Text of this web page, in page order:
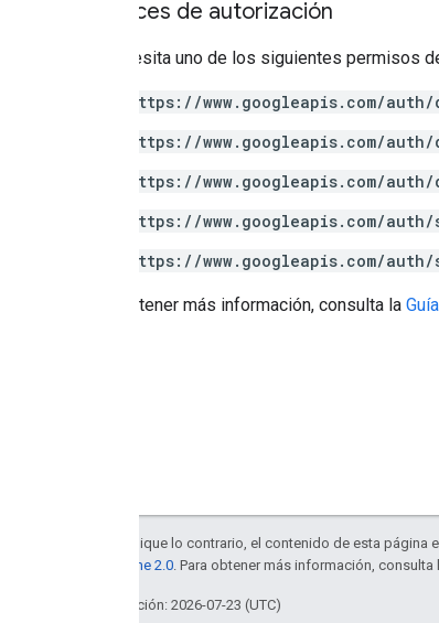
Alcances de autorización
Se necesita uno de los siguientes permisos
https://www.googleapis.com/
https://www.googleapis.com/
https://www.googleapis.com/
https://www.googleapis.com/auth/
https://www.googleapis.com/
Para obtener más información, consulta la
Salvo que se indique lo contrario, el contenido de esta página
licencia Apache 2.0 . Para obtener más información, consulta
Última actualización: 2026-07-23 (UTC)